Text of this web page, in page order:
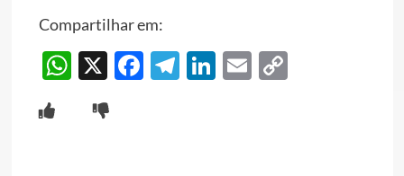
Compartilhar em:
WhatsApp
X Facebook
Telegram
LinkedIn
EmailCopy